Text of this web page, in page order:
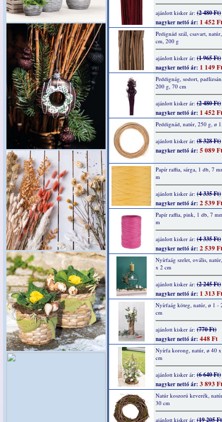
ajánlott kisker ár: (2 480 Ft)
nagyker nettó ár: 1 452 Ft
Pedignád szál, csavart,
cm, 200 g
ajánlott kisker ár: (1 965 Ft)
nagyker nettó ár: 1 149 Ft
Peddignág, sodort,
200 g, 70 cm
ajánlott kisker ár: (2 480 Ft)
nagyker nettó ár: 1 452 Ft
Peddignád, natúr, 250 g, ø
ajánlott kisker ár: (8 328 Ft)
nagyker nettó ár: 5 089 Ft
Papír raffia, sárga, 1 db, 7
m
ajánlott kisker ár: (4 335 Ft)
nagyker nettó ár: 2 539 Ft
Papír raffia, pink, 1 db, 7
m
ajánlott kisker ár: (4 335 Ft)
nagyker nettó ár: 2 539 Ft
Nyírfaág szelet, ovális,
x 2 cm
ajánlott kisker ár: (2 245 Ft)
nagyker nettó ár: 1 313 Ft
Nyírfaág köteg, natúr, ø 1 -
cm
ajánlott kisker ár: (770 Ft)
nagyker nettó ár: 448 Ft
Nyírfa korong, natúr, ø 40
cm
ajánlott kisker ár: (6 640 Ft)
nagyker nettó ár: 3 893 Ft
Natúr koszorú keverék,
30 cm
ajánlott kisker ár: (19 205